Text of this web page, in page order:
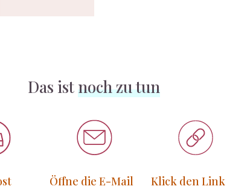
Das istnoch zu tun
Öffne die E-Mail Klick den Link